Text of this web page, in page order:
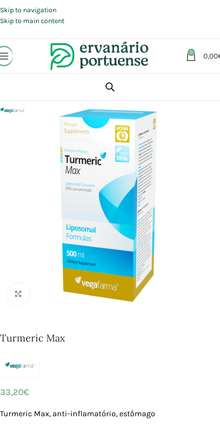
Skip to navigation
Skip to main content
0 0,00
Suplementos alimentares
Click to enlarge
Turmeric Max
33,20€
Turmeric Max, anti-inflamatório, estômago